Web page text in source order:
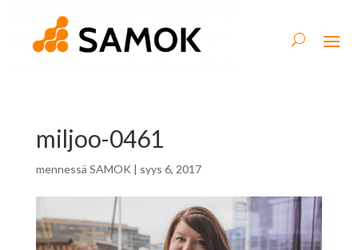
miljoo-0461
mennessä SAMOK | syys 6, 2017